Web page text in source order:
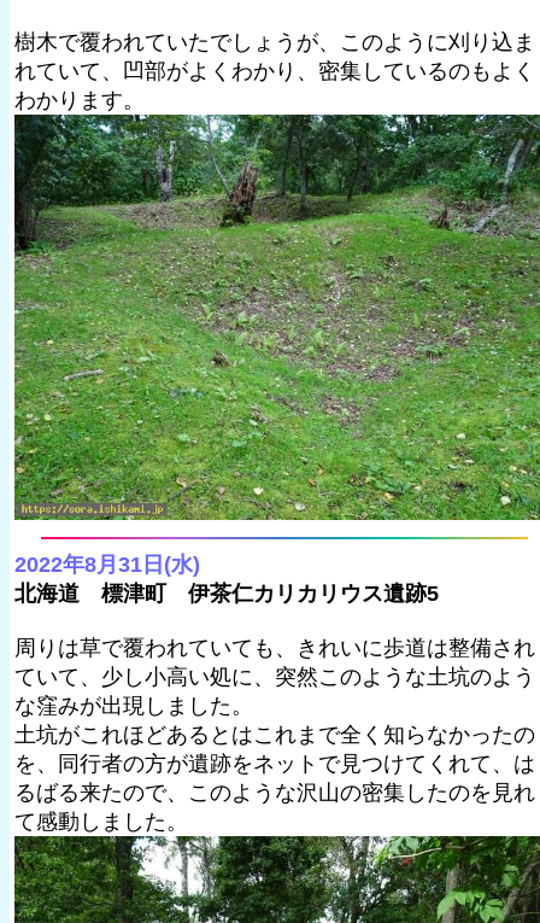
樹木で覆われていたでしょうが、このように刈り込ま
れていて、凹部がよくわかり、密集しているのもよく
わかります。
2022年8月31日(水)
北海道 標津町 伊茶仁カリカリウス遺跡5
周りは草で覆われていても、きれいに歩道は整備され
ていて、少し小高い処に、突然このような土坑のよう
な窪みが出現しました。
土坑がこれほどあるとはこれまで全く知らなかったの
を、同行者の方が遺跡をネットで見つけてくれて、は
るばる来たので、このような沢山の密集したのを見れ
て感動しました。